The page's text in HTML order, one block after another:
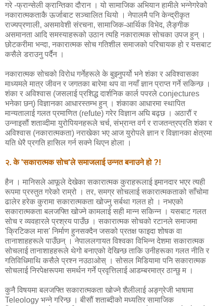
गरे -फ्रान्सेली क्रान्तिका दौरान । यो सामाजिक अभियान हामीले भन्नेगरेको
नकारात्मकताकै ऊर्जाबाट सञ्चालित थियो । नेपालमै पनि केन्द्रीकृत
राज्यप्रणाली, असमावेशी संरचना, सामाजिक-आर्थिक विभेद, लैङ्गीक
असमानता आदि समस्याहरूको उठान त्यहि नकारात्मक सोचका उपज हुन् ।
छोटकरीमा भन्दा, नकारात्मक सोच गतिशील समाजको परिचायक हो र यसबाट
कसैले डराउनु पर्दैन ।
नकारात्मक सोचको विरोध गर्नेहरूले के बुझ्नुपर्यो भने शंका र अविश्वासका
माध्यमले मात्र जीवन र जगतका बारेमा थप वा नयाँ ज्ञान प्राप्त गर्ने सकिन्छ ।
शंका र अविश्वास (जसलाई प्रशिद्ध दार्शनिक कार्ल पपरले conjectures
भनेका छन्) विज्ञानका आधारस्तम्भ हुन् । शंकाका आधारमा स्थापित
मान्यतालाई गलत प्रमाणित (refute) गरेर विज्ञान अघि बढ्छ । अठारौं र
उन्नाइसौं शताव्दीमा युरोपियनहरूले चर्च, संभ्रान्त वर्ग र राजतन्त्रप्रति शंका र
अविश्वास (नकारात्मकता) नराखेका भए आज युरोपले ज्ञान र विज्ञानका क्षेत्रमा
यति धेरै प्रगति हासिल गर्न सक्ने थिएन होला ।
२. के 'सकारात्मक सोच'ले समाजलाई उन्नत बनाउने हो ?!
हैन । मानिसले आफूले देखेका सकारात्मक कुराहरूलाई इमानदार भएर त्यही
रूपमा प्रस्तुत गरेको राम्रो । तर, समग्र सोचलाई सकारात्मकताको साँचोमा
ढालेर हरेक कुरामा सकारात्मकता खोज्नु सर्बथा गलत हो । नभएको
सकारात्मकता बलजफ्ति खोज्ने कामलाई सही मान्न सकिन्न । यसबाट गलत
सोच र व्यवहारले प्रश्रय पाउँछ । सकारात्मक सोचको रटानले समाजमा
'क्रिटिकल मास' निर्माण हुनसक्दैन जसको प्रतक्ष फाइदा शोषक वा
तानाशाहहरूले पाउँछन् । नेपाललगायत विश्वका विभिन्न देशमा सकारात्मक
सोचलाई तानाशाहहरूले थेगो बनाएको देखिन्छ ताकि उनीहरूका गलत नीति र
गतिविधिमाथि कसैले प्रश्न नउठाओस् । सोसल मिडियामा पनि सकारात्मक
सोचलाई निरपेक्षरूपमा समर्थन गर्ने प्रवृत्तिलाई आडम्बरमात्र ठान्छु म ।
कुनै विषयमा बलजफ्ति सकारात्मकता खोज्ने शैलीलाई अङ्ग्रेजी भाषामा
Teleology भन्ने गरिन्छ । बीसौं शताब्दीको मध्यतिर सामाजिक